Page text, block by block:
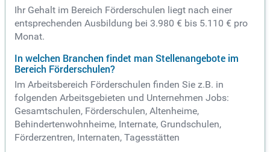
Ihr Gehalt im Bereich Förderschulen liegt nach einer
entsprechenden Ausbildung bei 3.980 € bis 5.110 € pro
Monat.
In welchen Branchen findet man Stellenangebote im
Bereich Förderschulen?
Im Arbeitsbereich Förderschulen finden Sie z.B. in
folgenden Arbeitsgebieten und Unternehmen Jobs:
Gesamtschulen, Förderschulen, Altenheime,
Behindertenwohnheime, Internate, Grundschulen,
Förderzentren, Internaten, Tagesstätten